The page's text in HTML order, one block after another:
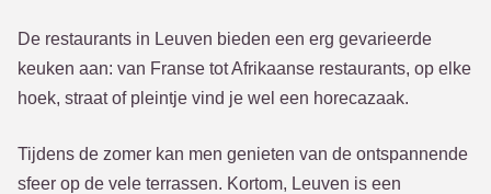
De restaurants in Leuven bieden een erg gevarieerde
keuken aan: van Franse tot Afrikaanse restaurants, op elke
hoek, straat of pleintje vind je wel een horecazaak.
Tijdens de zomer kan men genieten van de ontspannende
sfeer op de vele terrassen. Kortom, Leuven is een